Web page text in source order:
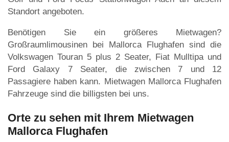
Standort angeboten.
Benötigen Sie ein größeres Mietwagen?
Großraumlimousinen bei Mallorca Flughafen sind die
Volkswagen Touran 5 plus 2 Seater, Fiat Mulltipa und
Ford Galaxy 7 Seater, die zwischen 7 und 12
Passagiere haben kann. Mietwagen Mallorca Flughafen
Fahrzeuge sind die billigsten bei uns.
Orte zu sehen mit Ihrem Mietwagen
Mallorca Flughafen